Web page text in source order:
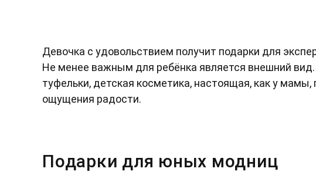
Девочка с удовольствием получит подарки для
Не менее важным для ребёнка является внешний
туфельки, детская косметика, настоящая, как у
ощущения радости.
Подарки для юных модниц